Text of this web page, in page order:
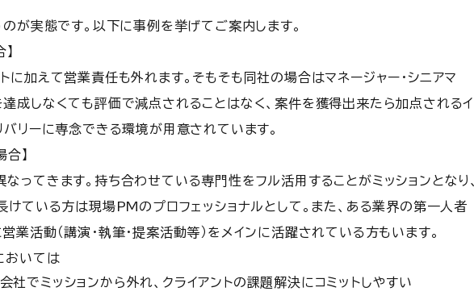
が実態です。 以下に事例を挙げてご案内します。
に加えて営業責任も外れます。 そもそも同社の場合はマネージャー・シニアマ
成しなくても評価で減点されることはなく、案件を獲得出来たら加点されるイ
バリーに専念できる環境が用意されています。
】
ってきます。 持ち合わせている専門性をフル活用することがミッションとなり、
けている方は現場PMのプロフェッショナルとして。 また、ある業界の第一人者
業活動（講演・執筆・提案活動等）をメインに活躍されている方もいます。
おいては
社でミッションから外れ、クライアントの課題解決にコミットしやすい